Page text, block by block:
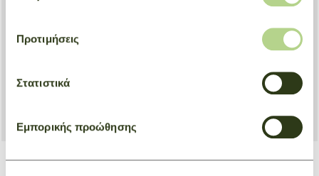
Προτιμήσεις
Στατιστικά
Εμπορικής προώθησης
+ 2 + 2